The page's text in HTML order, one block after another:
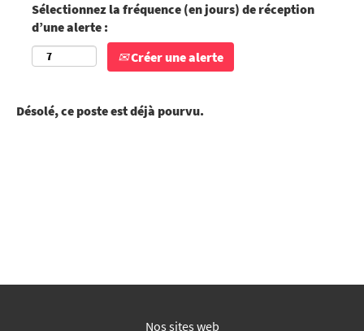
Sélectionnez la fréquence (en jours) de réception
d’une alerte :
Créer une alerte
Désolé, ce poste est déjà pourvu.
Nos sites web